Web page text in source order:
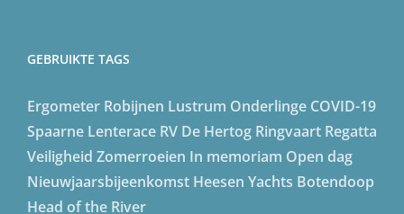
GEBRUIKTE TAGS
Ergometer Robijnen Lustrum Onderlinge COVID-19
Spaarne Lenterace RV De Hertog Ringvaart Regatta
Veiligheid Zomerroeien In memoriam Open dag
Nieuwjaarsbijeenkomst Heesen Yachts Botendoop
Head of the River